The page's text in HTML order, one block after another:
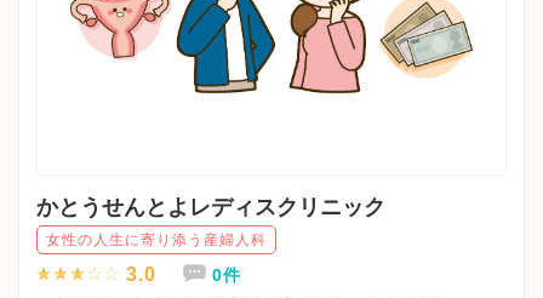
かとうせんとよレディスクリニック
女性の人生に寄り添う産婦人科
3.0 0件